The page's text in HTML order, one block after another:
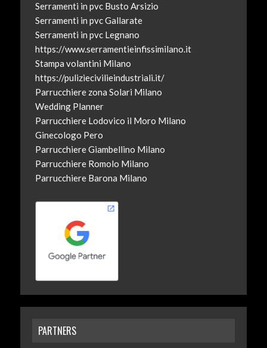
Serramenti in pvc Busto Arsizio
Serramenti in pvc Gallarate
Serramenti in pvc Legnano
https://www.serramentieinfissimilano.it
Stampa volantini Milano
https://puliziecivilieindustriali.it/
Parrucchiere zona Solari Milano
Wedding Planner
Parrucchiere Lodovico il Moro Milano
Ginecologo Pero
Parrucchiere Giambellino Milano
Parrucchiere Romolo Milano
Parrucchiere Barona Milano
PARTNERS